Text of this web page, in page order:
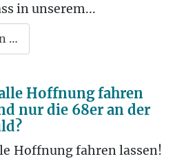
in unserem...
…
Hoffnung fahren
nur die 68er an der
Hoffnung fahren lassen!